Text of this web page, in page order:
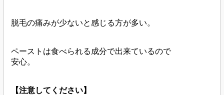
脱毛の痛みが少ないと感じる方が多い。
ペーストは食べられる成分で出来ているので
安心。
【注意してください】